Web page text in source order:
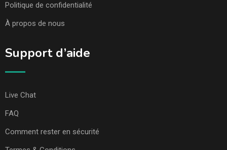
Politique de confidentialité
À propos de nous
Support d’aide
Live Chat
FAQ
Comment rester en sécurité